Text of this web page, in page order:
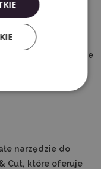
się
z ploterem
z rolki jeszcze
narzędzie do
Cut, które oferuje